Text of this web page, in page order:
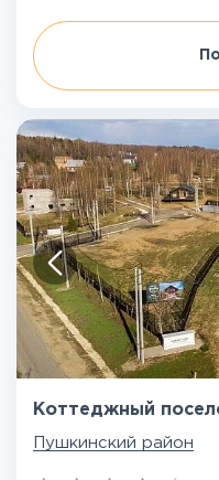
Коттеджный
Пушкинский район